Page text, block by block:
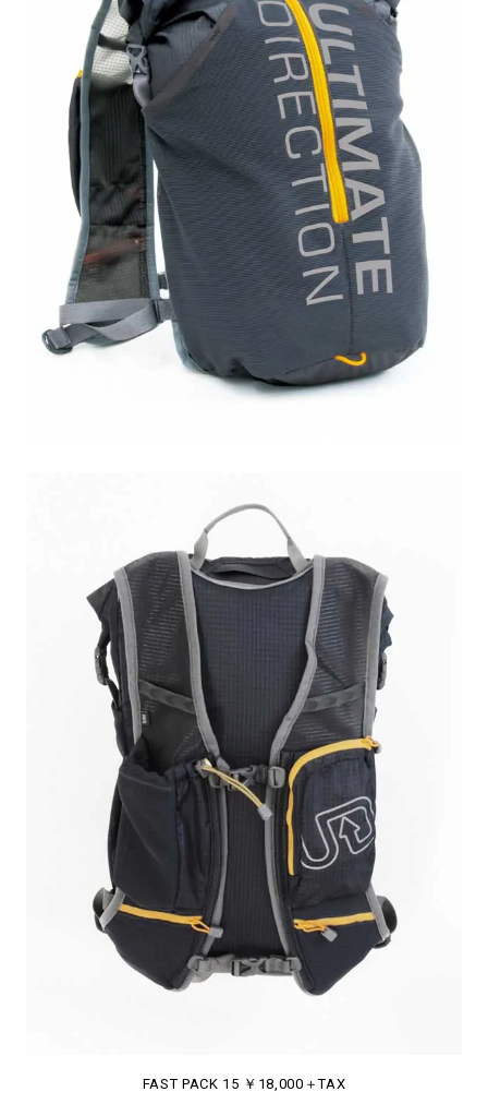
FAST PACK 15 ￥18,000＋TAX